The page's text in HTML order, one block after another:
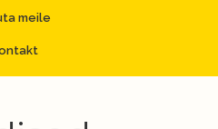
meile